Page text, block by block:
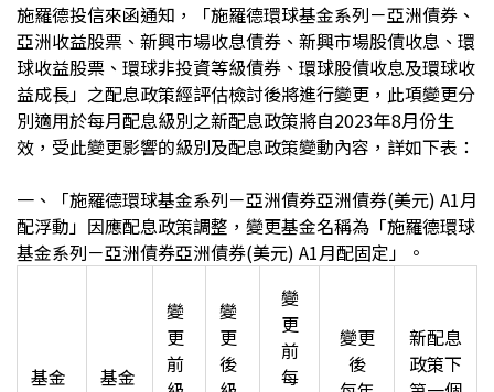
施羅德投信來函通知，「施羅德環球基金系列－亞洲債券、
亞洲收益股票、新興市場收息債券、新興市場股債收息、環
球收益股票、環球非投資等級債券、環球股債收息及環球收
益成長」之配息政策經評估檢討後將進行變更，此項變更分
別適用於每月配息級別之新配息政策將自2023年8月份生
效，受此變更影響的級別及配息政策變動內容，詳如下表：
一、「施羅德環球基金系列－亞洲債券亞洲債券(美元) A1月
配浮動」因應配息政策調整，變更基金名稱為「施羅德環球
基金系列－亞洲債券亞洲債券(美元) A1月配固定」。
基金
基金
變
更
前
變
更
後
變
更
前
每
變更
後
新配息
政策下